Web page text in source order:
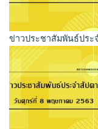
ข่าวประชาสัมพันธ์ประ